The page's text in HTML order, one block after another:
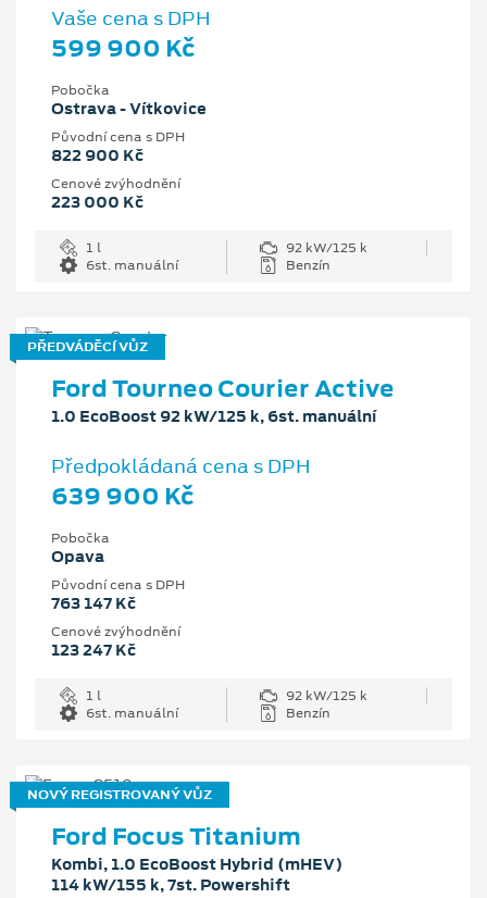
Vaše cena s DPH
599 900 Kč
Pobočka
Ostrava - Vítkovice
Původní cena s DPH
822 900 Kč
Cenové zvýhodnění
223 000 Kč
1 l
92 kW/125 k
6st. manuální
Benzín
PŘEDVÁDĚCÍ VŮZ
Ford Tourneo Courier Active
1.0 EcoBoost 92 kW/125 k, 6st. manuální
Předpokládaná cena s DPH
639 900 Kč
Pobočka
Opava
Původní cena s DPH
763 147 Kč
Cenové zvýhodnění
123 247 Kč
1 l
92 kW/125 k
6st. manuální
Benzín
NOVÝ REGISTROVANÝ VŮZ
Ford Focus Titanium
Kombi, 1.0 EcoBoost Hybrid (mHEV)
114 kW/155 k, 7st. Powershift